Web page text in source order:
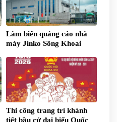
Làm biển quảng cáo nhà
máy Jinko Sông Khoai
Thi công trang trí khánh
tiết bầu cử đại biểu Quốc